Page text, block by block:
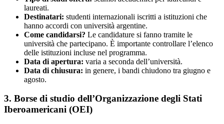
laureati.
Destinatari: studenti internazionali iscritti a istituzioni che
hanno accordi con università argentine.
Come candidarsi? Le candidature si fanno tramite le
università che partecipano. È importante controllare l’elenco
delle istituzioni incluse nel programma.
Data di apertura: varia a seconda dell’università.
Data di chiusura: in genere, i bandi chiudono tra giugno e
agosto.
3. Borse di studio dell’Organizzazione degli Stati
Iberoamericani (OEI)